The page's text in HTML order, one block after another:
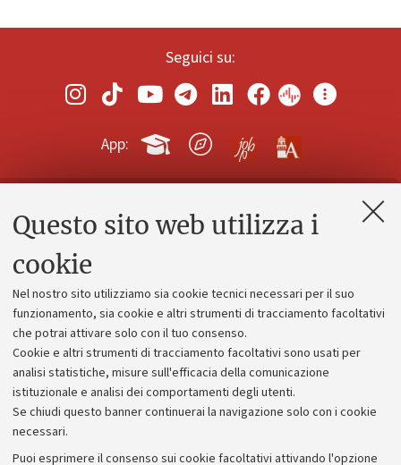
Questo sito web utilizza i
cookie
Nel nostro sito utilizziamo sia cookie tecnici necessari per il suo
funzionamento, sia cookie e altri strumenti di tracciamento facoltativi
che potrai attivare solo con il tuo consenso.
Cookie e altri strumenti di tracciamento facoltativi sono usati per
analisi statistiche, misure sull'efficacia della comunicazione
istituzionale e analisi dei comportamenti degli utenti.
Se chiudi questo banner continuerai la navigazione solo con i cookie
necessari.
Puoi esprimere il consenso sui cookie facoltativi attivando l'opzione
Seguici su:
App:
Contatti e PEC
Alumni community
Piano strategico
Bilanci
Donazioni e 5x1000
Merchandising - UniboStore
Bandi, gare e concorsi